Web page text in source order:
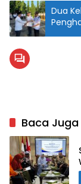
Dua
Baca Juga